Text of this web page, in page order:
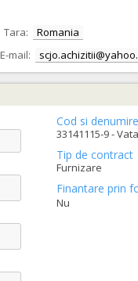
Tara:
Romania
E-mail:
Cod si
33141115-9 -
Tip de contract
Furnizare
Finantare prin
Nu